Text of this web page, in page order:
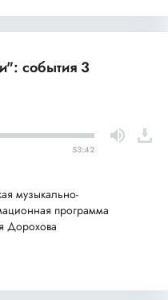
события 3
53:42
музыкально-
программа
Дорохова